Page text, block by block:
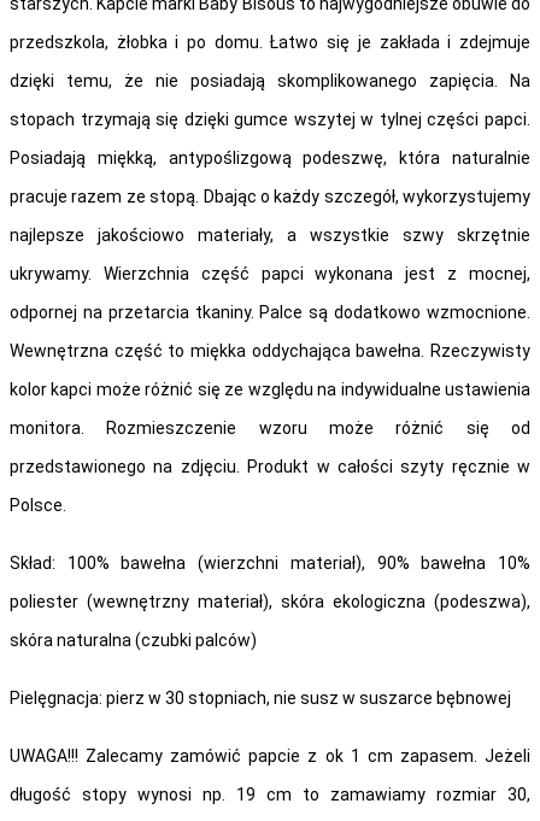
przedszkola, żłobka i po domu. Łatwo się je zakłada i zdejmuje
dzięki temu, że nie posiadają skomplikowanego zapięcia. Na
stopach trzymają się dzięki gumce wszytej w tylnej części papci.
Posiadają miękką, antypoślizgową podeszwę, która naturalnie
pracuje razem ze stopą. Dbając o każdy szczegół, wykorzystujemy
najlepsze jakościowo materiały, a wszystkie szwy skrzętnie
ukrywamy. Wierzchnia część papci wykonana jest z mocnej,
odpornej na przetarcia tkaniny. Palce są dodatkowo wzmocnione.
Wewnętrzna część to miękka oddychająca bawełna. Rzeczywisty
kolor kapci może różnić się ze względu na indywidualne ustawienia
monitora. Rozmieszczenie wzoru może różnić się od
przedstawionego na zdjęciu. Produkt w całości szyty ręcznie w
Polsce.
Skład: 100% bawełna (wierzchni materiał), 90% bawełna 10%
poliester (wewnętrzny materiał), skóra ekologiczna (podeszwa),
skóra naturalna (czubki palców)
Pielęgnacja: pierz w 30 stopniach, nie susz w suszarce bębnowej
UWAGA!!! Zalecamy zamówić papcie z ok 1 cm zapasem. Jeżeli
długość stopy wynosi np. 19 cm to zamawiamy rozmiar 30,